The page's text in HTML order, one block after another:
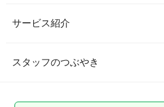
サービス紹介
スタッフのつぶやき